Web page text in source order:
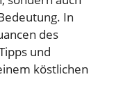
In
des
und
köstlichen